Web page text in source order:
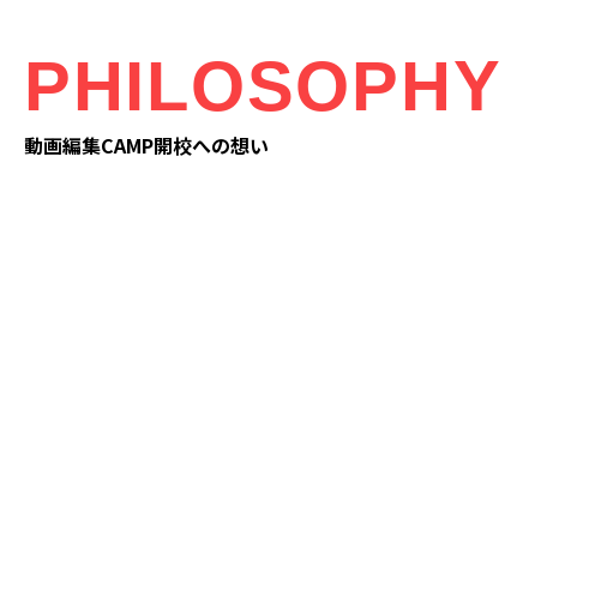
PHILOSOPHY
動画編集CAMP開校への想い